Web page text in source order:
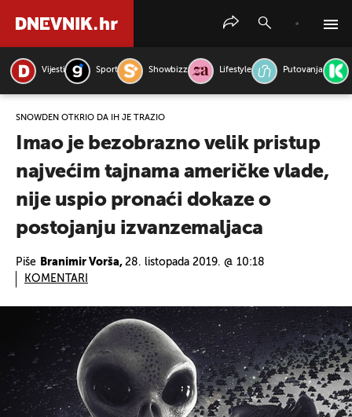
Vijesti Sport Showbizz Lifestyle Putovanja
SNOWDEN OTKRIO DA IH JE TRAŽIO
Imao je bezobrazno velik pristup
najvećim tajnama američke vlade,
nije uspio pronaći dokaze o
postojanju izvanzemaljaca
Piše Branimir Vorša, 28. listopada 2019. @ 10:18
KOMENTARI
PRETRAŽITE VIJESTI